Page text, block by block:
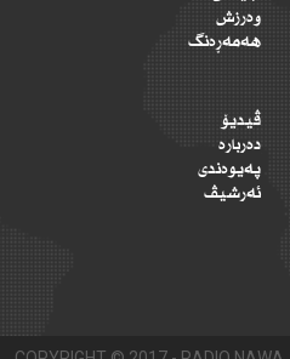
وەرزش
هەمەڕەنگ
ڤیدیۆ
دەربارە
پەیوەندی
ئەرشیڤ